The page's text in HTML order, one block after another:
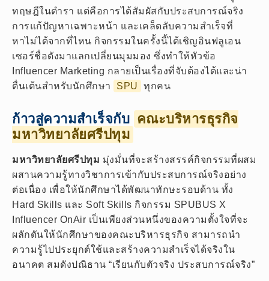
ทฤษฎีในตำรา แต่คือการได้สัมผัสกับประสบการณ์จริง
การแก้ปัญหาเฉพาะหน้า และเคล็ดลับความสำเร็จที่
หาไม่ได้จากที่ไหน กิจกรรมในครั้งนี้ได้เชิญอินฟลูเอน
เซอร์ชื่อดังมาแลกเปลี่ยนมุมมอง ซึ่งทำให้หัวข้อ
Influencer Marketing กลายเป็นเรื่องที่จับต้องได้และน่า
ตื่นเต้นสำหรับนักศึกษา
SPU ทุกคน
ก้าวสู่ความสำเร็จกับ คณะบริหารธุรกิจ
มหาวิทยาลัยศรีปทุม
มหาวิทยาลัยศรีปทุม มุ่งมั่นที่จะสร้างสรรค์กิจกรรมที่ผสม
ผสานความรู้ทางวิชาการเข้ากับประสบการณ์จริงอย่าง
ต่อเนื่อง เพื่อให้นักศึกษาได้พัฒนาทักษะรอบด้าน ทั้ง
Hard Skills และ Soft Skills กิจกรรม SPUBUS X
Influencer OnAir เป็นเพียงส่วนหนึ่งของความตั้งใจที่จะ
ผลักดันให้นักศึกษาของคณะบริหารธุรกิจ สามารถนำ
ความรู้ไปประยุกต์ใช้และสร้างความสำเร็จได้จริงใน
อนาคต สมดังปณิธาน “เรียนกับตัวจริง ประสบการณ์จริง”